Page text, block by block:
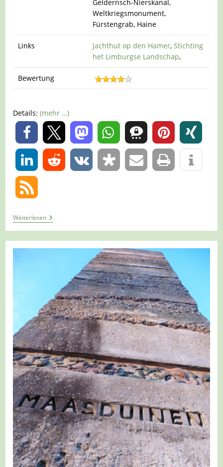
Geldernsch-Nierskanal,
Weltkriegsmonument,
Fürstengrab, Haine
Links Jachthut op den Hamer,Stichting
het Limburgse Landschap,
Bewertung
Details:(mehr …)
0
0
WeiterlesenTour
926
–
Niederlande
–
Weisse
Route